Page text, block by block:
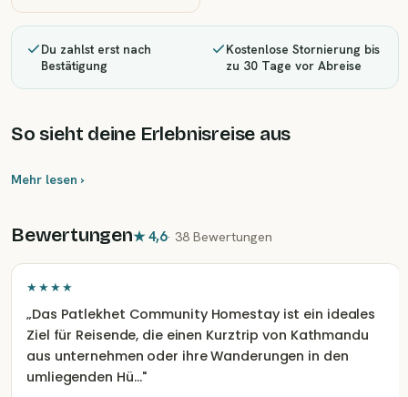
Du zahlst erst nach
Bestätigung
Kostenlose Stornierung bis
zu 30 Tage vor Abreise
So sieht deine Erlebnisreise aus
Mehr lesen ›
Bewertungen★4,6· 38 Bewertungen
★★★★
„Das Patlekhet Community Homestay ist ein ideales
Ziel für Reisende, die einen Kurztrip von Kathmandu
aus unternehmen oder ihre Wanderungen in den
umliegenden Hü…"